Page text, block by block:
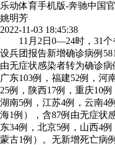
乐动体育手机版-奔驰中国
姚明芳
2022-11-03 18:45:38
11月2日0—24时，31个
设兵团报告新增确诊病例
由无症状感染者转为确诊病
广东103例，福建52例，河
25例，陕西17例，重庆10
湖南5例，江苏4例，云南4
海1例），含87例由无症状
东34例，北京5例，山西4
蒙古1例）。无新增死亡病